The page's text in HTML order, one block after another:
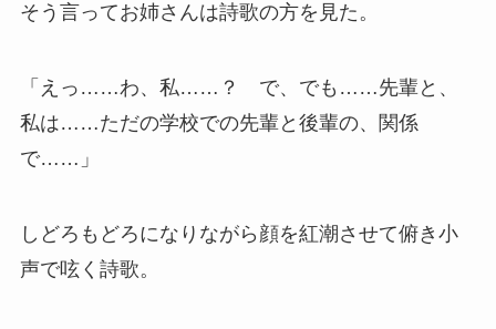
そう言ってお姉さんは詩歌の方を見た。
「えっ……わ、私……？ で、でも……先輩と、
私は……ただの学校での先輩と後輩の、関係
で……」
しどろもどろになりながら顔を紅潮させて俯き小
声で呟く詩歌。